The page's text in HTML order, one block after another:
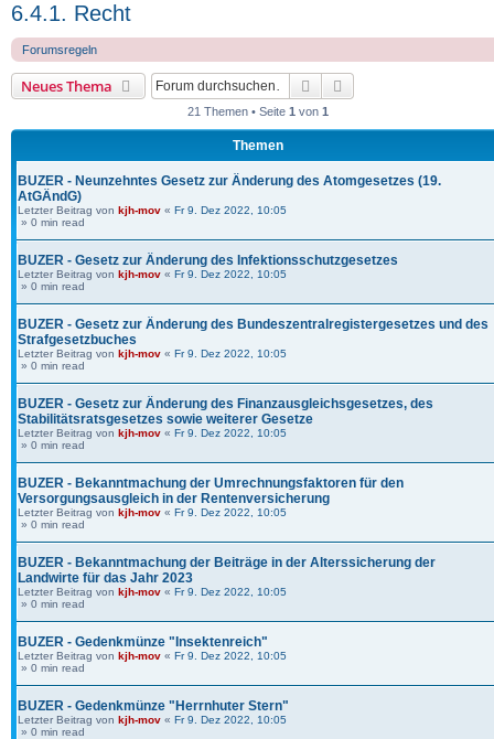
6.4.1. Recht
Forumsregeln
Neues Thema Suche
21 Themen • Seite 1 von 1
Themen
BUZER - Neunzehntes Gesetz zur Änderung des Atomgesetzes (19.
AtGÄndG)
Letzter Beitrag von kjh-mov « Fr 9. Dez 2022, 10:05
» 0 min read
BUZER - Gesetz zur Änderung des Infektionsschutzgesetzes
Letzter Beitrag von kjh-mov « Fr 9. Dez 2022, 10:05
» 0 min read
BUZER - Gesetz zur Änderung des Bundeszentralregistergesetzes und des
Strafgesetzbuches
Letzter Beitrag von kjh-mov « Fr 9. Dez 2022, 10:05
» 0 min read
BUZER - Gesetz zur Änderung des Finanzausgleichsgesetzes, des
Stabilitätsratsgesetzes sowie weiterer Gesetze
Letzter Beitrag von kjh-mov « Fr 9. Dez 2022, 10:05
» 0 min read
BUZER - Bekanntmachung der Umrechnungsfaktoren für den
Versorgungsausgleich in der Rentenversicherung
Letzter Beitrag von kjh-mov « Fr 9. Dez 2022, 10:05
» 0 min read
BUZER - Bekanntmachung der Beiträge in der Alterssicherung der
Landwirte für das Jahr 2023
Letzter Beitrag von kjh-mov « Fr 9. Dez 2022, 10:05
» 0 min read
BUZER - Gedenkmünze "Insektenreich"
Letzter Beitrag von kjh-mov « Fr 9. Dez 2022, 10:05
» 0 min read
BUZER - Gedenkmünze "Herrnhuter Stern"
Letzter Beitrag von kjh-mov « Fr 9. Dez 2022, 10:05
» 0 min read